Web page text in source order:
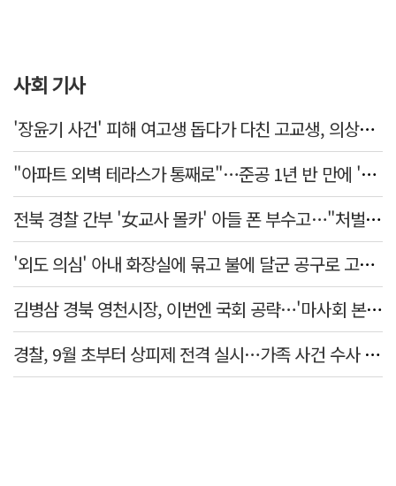
사회 기사
'장윤기 사건' 피해 여고생 돕다가 다친 고교생, 의상자 인정
"아파트 외벽 테라스가 통째로"…준공 1년 반 만에 '아찔 사고'
전북 경찰 간부 '女교사 몰카' 아들 폰 부수고…"처벌 못하는 사안" 내부망에 글
'외도 의심' 아내 화장실에 묶고 불에 달군 공구로 고문…남편 검거
김병삼 경북 영천시장, 이번엔 국회 공략…'마사회 본사 이전·광역교통망 확충' 요청
경찰, 9월 초부터 상피제 전격 실시…가족 사건 수사 못해